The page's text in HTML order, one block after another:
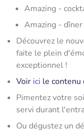
Amazing -
​Amazing -
Découvrez le
faite le plein
exceptionnel !
Voir ici le contenu
Pimentez votre
servi durant
Ou dégustez un